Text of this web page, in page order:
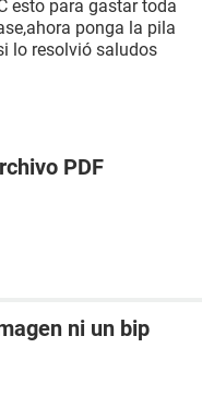
esto para gastar toda
ponga la pila
lo resolvió saludos
PDF
ni un bip